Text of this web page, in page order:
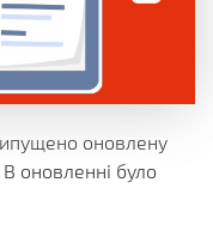
оновлену
оновленні було